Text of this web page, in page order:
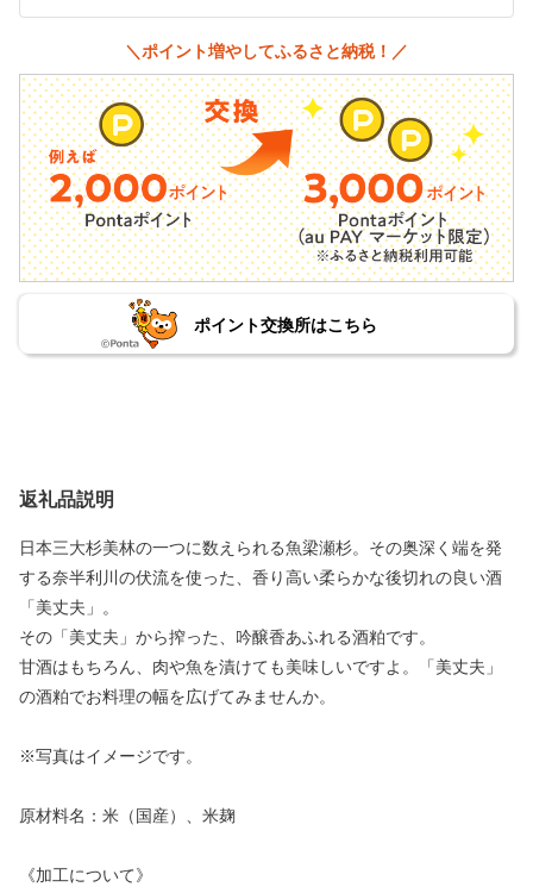
＼ポイント増やしてふるさと納税！／
ポイント交換所はこちら
返礼品説明
日本三大杉美林の一つに数えられる魚梁瀬杉。その奥深く端を発
する奈半利川の伏流を使った、香り高い柔らかな後切れの良い酒
「美丈夫」。
その「美丈夫」から搾った、吟醸香あふれる酒粕です。
甘酒はもちろん、肉や魚を漬けても美味しいですよ。「美丈夫」
の酒粕でお料理の幅を広げてみませんか。
※写真はイメージです。
原材料名：米（国産）、米麹
《加工について》